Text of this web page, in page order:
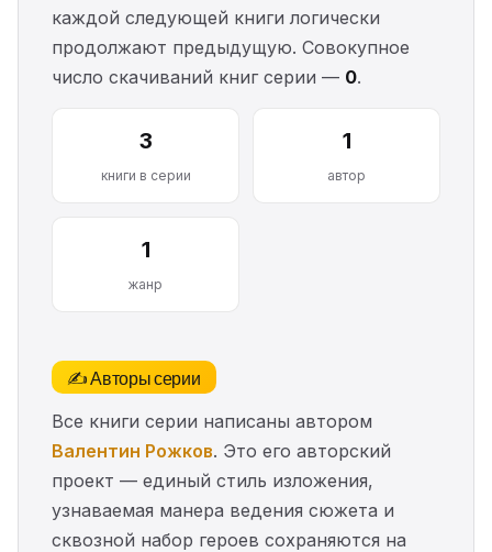
каждой следующей книги логически
продолжают предыдущую. Совокупное
число скачиваний книг серии — 0.
3
книги в серии
1
автор
1
жанр
✍️ Авторы серии
Все книги серии написаны автором
Валентин Рожков. Это его авторский
проект — единый стиль изложения,
узнаваемая манера ведения сюжета и
сквозной набор героев сохраняются на